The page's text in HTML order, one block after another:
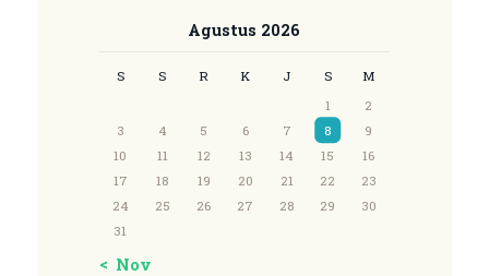
Agustus 2026
S S R K J S
M
1
2
3
4 5 6 7 8
9
10
11 12 13 14 15
16
17
18 19 20 21 22
23
24
25 26 27 28 29
30
31
« Nov